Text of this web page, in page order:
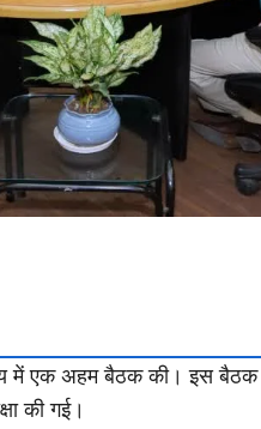
में एक अहम बैठक की। इस बैठक
की गई।